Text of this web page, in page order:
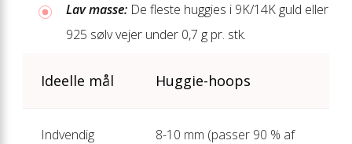
Lav masse: De fleste huggies i 9K/14K guld eller
925 sølv vejer under 0,7 g pr. stk.
Ideelle mål Huggie-hoops
Indvendig
8-10 mm (passer 90 % af